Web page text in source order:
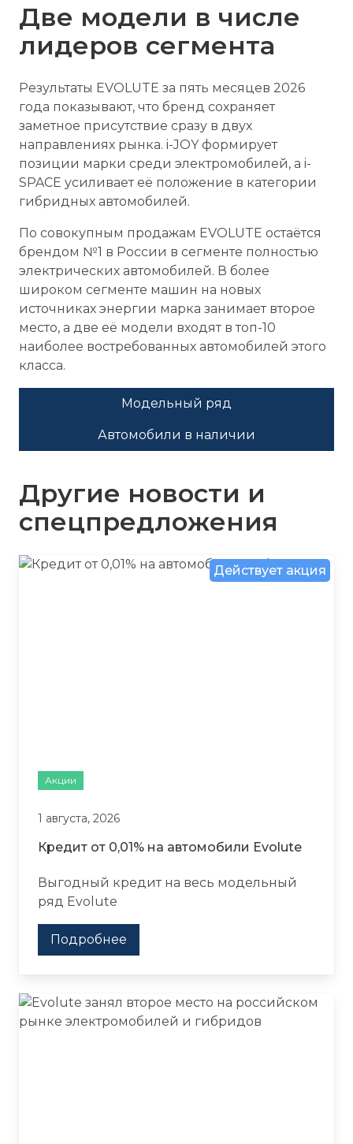
Две модели в числе
лидеров сегмента
Результаты EVOLUTE за пять месяцев 2026
года показывают, что бренд сохраняет
заметное присутствие сразу в двух
направлениях рынка. i-JOY формирует
позиции марки среди электромобилей, а i-
SPACE усиливает её положение в категории
гибридных автомобилей.
По совокупным продажам EVOLUTE остаётся
брендом №1 в России в сегменте полностью
электрических автомобилей. В более
широком сегменте машин на новых
источниках энергии марка занимает второе
место, а две её модели входят в топ-10
наиболее востребованных автомобилей этого
класса.
Модельный ряд
Автомобили в наличии
Другие новости и
спецпредложения
Действует акция
Акции
1 августа, 2026
Кредит от 0,01% на автомобили Evolute
Выгодный кредит на весь модельный
ряд Evolute
Подробнее